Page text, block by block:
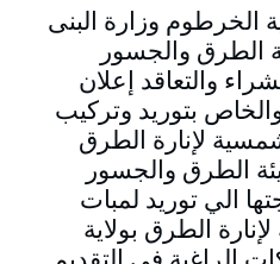
6/25م ولاية الخرطوم وزارة البنى
الطرق والجسور
والتعاقد إعلان
(6) للعام 2025م والخاص بتوريد وتركيب
لإنارة الطرق
الطرق والجسور
الي توريد لمبات
الطرق بولاية